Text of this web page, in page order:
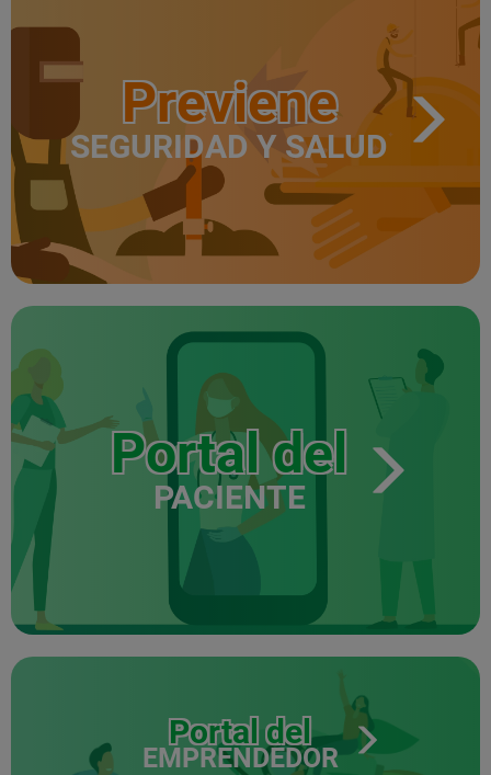
Previene
SEGURIDAD Y SALUD
Portal del
PACIENTE
Portal del
EMPRENDEDOR